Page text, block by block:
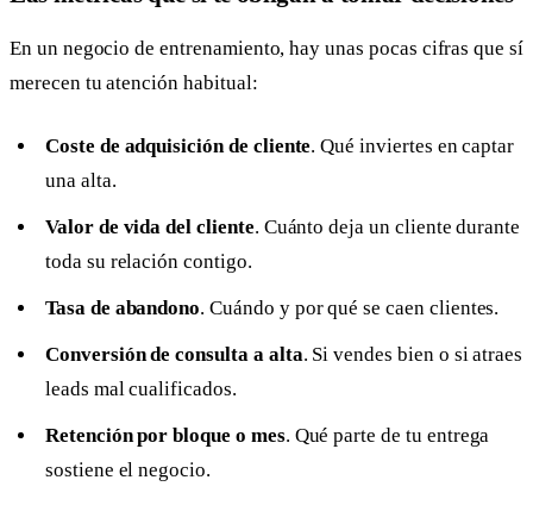
En un negocio de entrenamiento, hay unas pocas cifras que sí
merecen tu atención habitual:
Coste de adquisición de cliente. Qué inviertes en captar
una alta.
Valor de vida del cliente. Cuánto deja un cliente durante
toda su relación contigo.
Tasa de abandono. Cuándo y por qué se caen clientes.
Conversión de consulta a alta. Si vendes bien o si atraes
leads mal cualificados.
Retención por bloque o mes. Qué parte de tu entrega
sostiene el negocio.